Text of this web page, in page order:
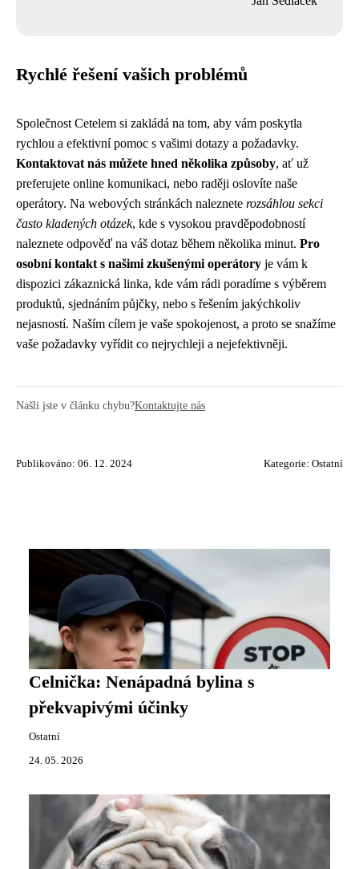
Rychlé řešení vašich problémů
Společnost Cetelem si zakládá na tom, aby vám poskytla
rychlou a efektivní pomoc s vašimi dotazy a požadavky.
Kontaktovat nás můžete hned několika způsoby, ať už
preferujete online komunikaci, nebo raději oslovíte naše
operátory. Na webových stránkách naleznete rozsáhlou sekci
často kladených otázek, kde s vysokou pravděpodobností
naleznete odpověď na váš dotaz během několika minut. Pro
osobní kontakt s našimi zkušenými operátory je vám k
dispozici zákaznická linka, kde vám rádi poradíme s výběrem
produktů, sjednáním půjčky, nebo s řešením jakýchkoliv
nejasností. Naším cílem je vaše spokojenost, a proto se snažíme
vaše požadavky vyřídit co nejrychleji a nejefektivněji.
Našli jste v článku chybu?Kontaktujte nás
Publikováno: 06. 12. 2024 Kategorie: Ostatní
Celnička: Nenápadná bylina s
překvapivými účinky
Ostatní
24. 05. 2026